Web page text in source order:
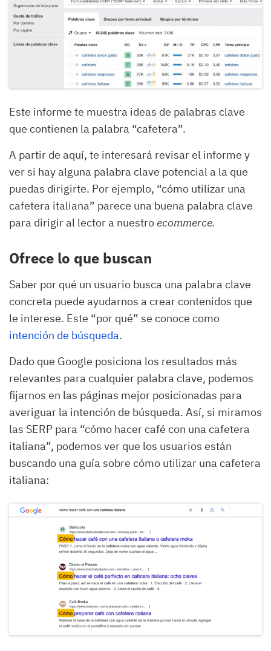
Este informe te muestra ideas de palabras clave
que contienen la palabra “cafetera”.
A partir de aquí, te interesará revisar el informe y
ver si hay alguna palabra clave potencial a la que
puedas dirigirte. Por ejemplo, “cómo utilizar una
cafetera italiana” parece una buena palabra clave
para dirigir al lector a nuestro ecommerce.
Ofrece lo que buscan
Saber por qué un usuario busca una palabra clave
concreta puede ayudarnos a crear contenidos que
le interese. Este “por qué” se conoce como
intención de búsqueda.
Dado que Google posiciona los resultados más
relevantes para cualquier palabra clave, podemos
fijarnos en las páginas mejor posicionadas para
averiguar la intención de búsqueda. Así, si miramos
las SERP para “cómo hacer café con una cafetera
italiana”, podemos ver que los usuarios están
buscando una guía sobre cómo utilizar una cafetera
italiana: